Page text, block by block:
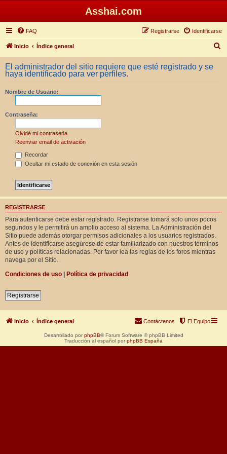
Asshai.com
FAQ Identificarse
Registrarse
Inicio Índice general
u
c
El administrador del sitio requiere que esté registrado y se
haya identificado para ver perfiles.
Nombre de Usuario:
Contraseña:
Olvidé mi contraseña
Reenviar email de activación
Recordar
Ocultar mi estado de conexión en esta sesión
REGISTRARSE
Para autenticarse debe estar registrado. Registrarse tomará solo unos pocos
segundos y le permitirá un amplio acceso al sistema. La Administración del
Sitio puede además otorgar permisos adicionales a los usuarios registrados.
Antes de identificarse asegúrese de estar familiarizado con nuestros términos
de uso y políticas relacionadas. Por favor lea las reglas de los foros mientras
navega por el Sitio.
Condiciones de uso | Política de privacidad
Registrarse
Inicio Índice general El Equipo
Contáctenos
Desarrollado por phpBB® Forum Software © phpBB Limited
Traducción al español por phpBB España